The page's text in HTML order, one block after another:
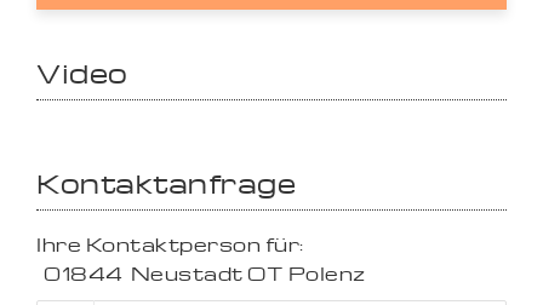
Video
Kontaktanfrage
Ihre Kontaktperson für:
01844 Neustadt OT Polenz